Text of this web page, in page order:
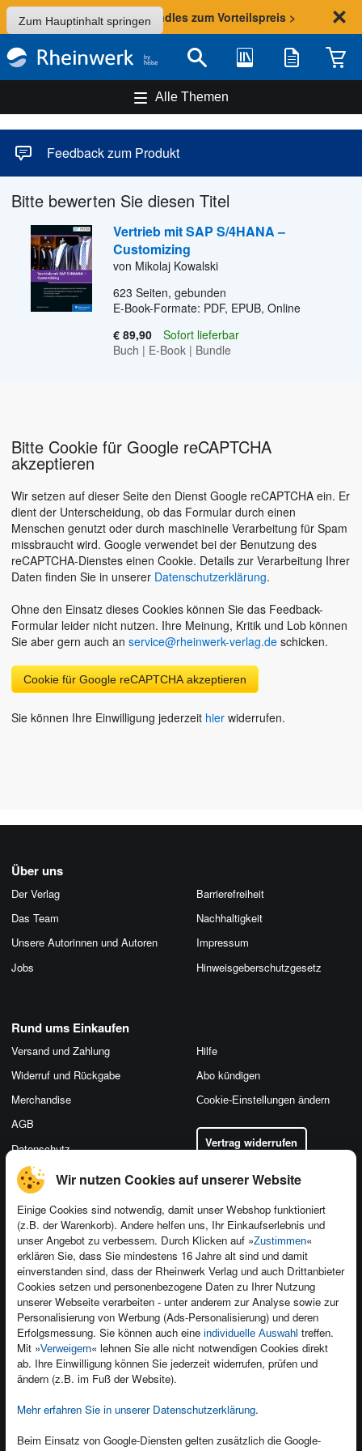
Wir nutzen Cookies auf unserer Website
Einige Cookies sind notwendig, damit unser Webshop funktioniert
(z.B. der Warenkorb). Andere helfen uns, Ihr Einkaufserlebnis und
unser Angebot zu verbessern. Durch Klicken auf »Zustimmen«
erklären Sie, dass Sie mindestens 16 Jahre alt sind und damit
einverstanden sind, dass der Rheinwerk Verlag und auch Drittanbieter
Cookies setzen und personenbezogene Daten zu Ihrer Nutzung
unserer Webseite verarbeiten - unter anderem zur Analyse sowie zur
Personalisierung von Werbung (Ads-Personalisierung) und deren
Erfolgsmessung. Sie können auch eine individuelle Auswahl treffen.
Mit »Verweigern« lehnen Sie alle nicht notwendigen Cookies direkt
ab. Ihre Einwilligung können Sie jederzeit widerrufen, prüfen und
ändern (z.B. im Fuß der Website).
Mehr erfahren Sie in unserer Datenschutzerklärung.
Beim Einsatz von Google-Diensten gelten zusätzlich die Google-
Zum Hauptinhalt springen
Sommer-Aktion: Bundles zum Vorteilspreis >
Suche Bibliothek Merkliste
Alle Themen
Feedback zum Produkt
Bitte bewerten Sie diesen Titel
Vertrieb mit SAP S/4HANA –
Customizing
von Mikolaj Kowalski
623 Seiten, gebunden
E-Book-Formate: PDF, EPUB, Online
€ 89,90
Sofort lieferbar
Buch | E-Book | Bundle
Bitte Cookie für Google reCAPTCHA
akzeptieren
Wir setzen auf dieser Seite den Dienst Google reCAPTCHA ein. Er
dient der Unterscheidung, ob das Formular durch einen
Menschen genutzt oder durch maschinelle Verarbeitung für Spam
missbraucht wird. Google verwendet bei der Benutzung des
reCAPTCHA-Dienstes einen Cookie. Details zur Verarbeitung Ihrer
Daten finden Sie in unserer Datenschutzerklärung.
Ohne den Einsatz dieses Cookies können Sie das Feedback-
Formular leider nicht nutzen. Ihre Meinung, Kritik und Lob können
Sie aber gern auch an service@rheinwerk-verlag.de schicken.
Cookie für Google reCAPTCHA akzeptieren
Sie können Ihre Einwilligung jederzeit hier widerrufen.
Über uns
Der Verlag
Das Team
Unsere Autorinnen und Autoren
Jobs
Barrierefreiheit
Nachhaltigkeit
Impressum
Hinweis­geber­schutz­gesetz
Kontakt
Newsletter
Für Unternehmen
Presseservice
Dozentenservice
Produktfeedback
Foreign Rights
Ein Buch schreiben
Rund ums Einkaufen
Versand und Zahlung
Widerruf und Rückgabe
Merchandise
AGB
Datenschutz
Hilfe
Abo kündigen
Cookie-Einstellungen ändern
Vertrag widerrufen
Kundenservice
Wir sind gerne für Sie da!